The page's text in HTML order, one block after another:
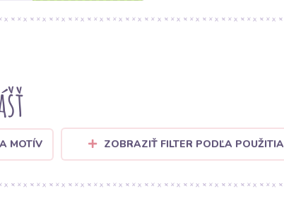
MOTÍV ZOBRAZIŤ FILTER PODĽA POUŽITIA